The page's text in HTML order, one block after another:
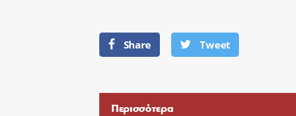
Share Tweet
Περισσότερα